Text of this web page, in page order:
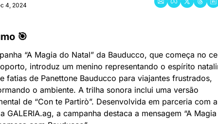
4, 2024
🎯
“A Magia do Natal” da Bauducco, que começa no
introduz um menino representando o espírito
fatias de Panettone Bauducco para viajantes frustrados,
o ambiente. A trilha sonora inclui uma versão
de “Con te Partirò”. Desenvolvida em parceria com a
GALERIA.ag, a campanha destaca a mensagem “A